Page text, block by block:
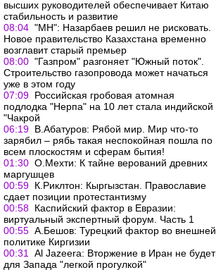
высших руководителей обеспечивает Китаю
стабильность и развитие
08:04 "МН": Назарбаев решил не рисковать.
Новое правительство Казахстана временно
возглавит старый премьер
08:00 "Газпром" разгоняет "Южный поток".
Строительство газопровода может начаться
уже в этом году
07:09 Российская гробовая атомная
подлодка "Нерпа" на 10 лет стала индийской
"Чакрой
06:19 В.Абатуров: Рябой мир. Мир что-то
зарябил – рябь такая неспокойная пошла по
всем плоскостям и сферам бытия!
01:30 О.Мехти: К тайне верований древних
маргушцев
00:59 К.Риклтон: Кыргызстан. Православие
сдает позиции протестантизму
00:58 Каспийский фактор в Евразии:
виртуальный экспертный форум. Часть 1
00:55 А.Бешов: Турецкий фактор во внешней
политике Киргизии
00:31
Al Jazeera: Вторжение в Иран не будет
для Запада "легкой прогулкой"